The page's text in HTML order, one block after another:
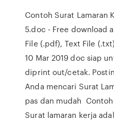
Contoh Surat Lamaran
5.doc - Free download
File (.pdf), Text File
10 Mar 2019 doc siap
diprint out/cetak.
Anda mencari Surat
pas dan mudah
Surat lamaran kerja